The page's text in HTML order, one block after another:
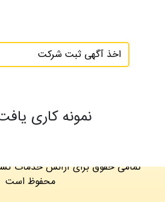
اخذ آگهی ثبت شرکت
نمونه کاری
محفوظ است